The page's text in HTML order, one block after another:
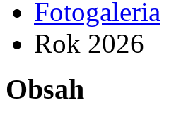
Fotogaleria
Rok 2026
Obsah